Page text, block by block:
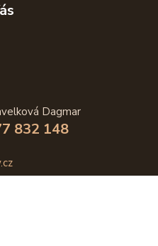
Dagmar
832 148